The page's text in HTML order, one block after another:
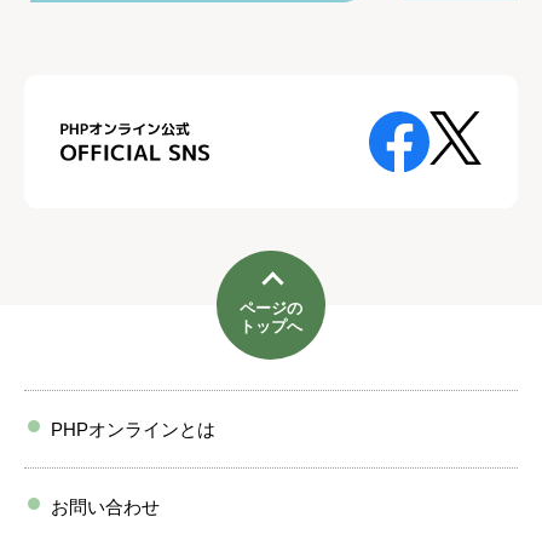
ページの
トップへ
PHPオンラインとは
お問い合わせ